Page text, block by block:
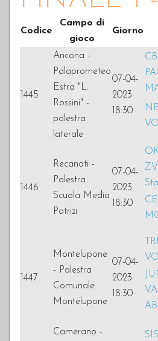
Codice
Campo di
gioco
Giorno
1445
Ancona -
Palaprometeo
Estra "L.
Rossini" -
palestra
laterale
07-04-
2023
18:30
1446
Recanati -
Palestra
Scuola Media
Patrizi
07-04-
2023
18:30
1447
Montelupone
- Palestra
Comunale
Montelupone
07-04-
2023
18:30
Camerano -